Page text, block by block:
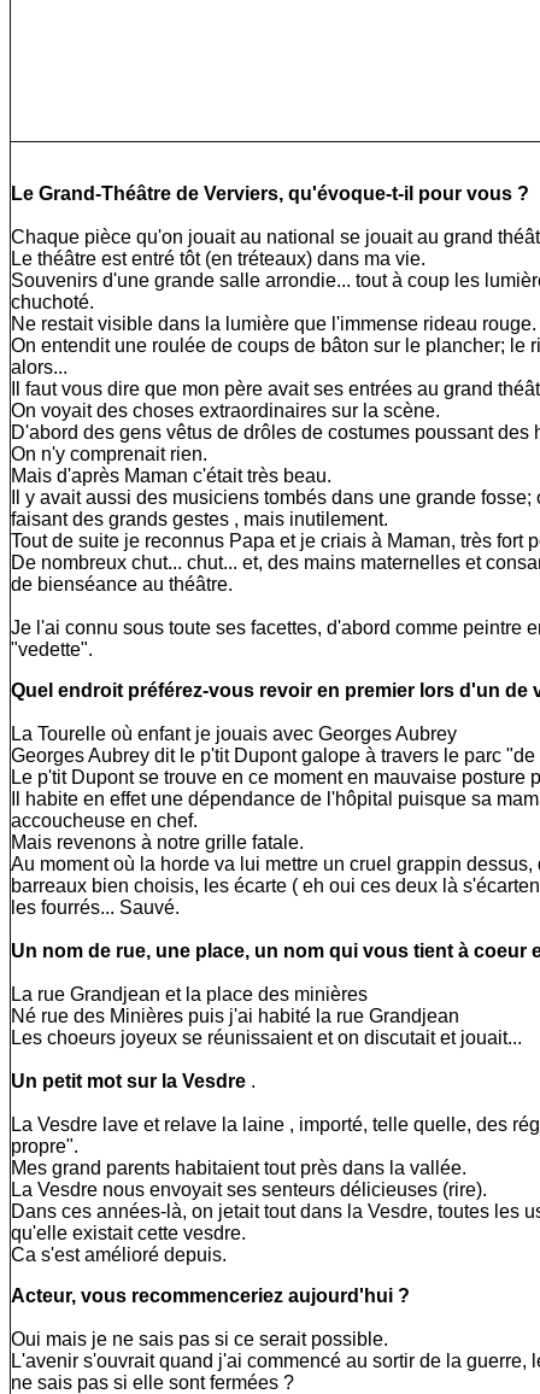
Le Grand-Théâtre de Verviers, qu'évoque-t-il pour vous ?
Chaque pièce qu'on jouait au national se jouait au grand
Le théâtre est entré tôt (en tréteaux) dans ma vie.
Souvenirs d'une grande salle arrondie... tout à coup les
chuchoté.
Ne restait visible dans la lumière que l'immense rideau rouge.
On entendit une roulée de coups de bâton sur le plancher; le
alors...
Il faut vous dire que mon père avait ses entrées au grand
On voyait des choses extraordinaires sur la scène.
D'abord des gens vêtus de drôles de costumes poussant
On n'y comprenait rien.
Mais d'après Maman c'était très beau.
Il y avait aussi des musiciens tombés dans une grande
faisant des grands gestes , mais inutilement.
Tout de suite je reconnus Papa et je criais à Maman, très fort
De nombreux chut... chut... et, des mains maternelles et
de bienséance au théâtre.
Je l'ai connu sous toute ses facettes, d'abord comme peintre
"vedette".
Quel endroit préférez-vous revoir en premier lors d'un
La Tourelle où enfant je jouais avec Georges Aubrey
Georges Aubrey dit le p'tit Dupont galope à travers le parc
Le p'tit Dupont se trouve en ce moment en mauvaise
Il habite en effet une dépendance de l'hôpital puisque sa
accoucheuse en chef.
Mais revenons à notre grille fatale.
Au moment où la horde va lui mettre un cruel grappin
barreaux bien choisis, les écarte ( eh oui ces deux là
les fourrés... Sauvé.
Un nom de rue, une place, un nom qui vous tient à coeur
La rue Grandjean et la place des minières
Né rue des Minières puis j'ai habité la rue Grandjean
Les choeurs joyeux se réunissaient et on discutait et jouait...
Un petit mot sur la Vesdre .
La Vesdre lave et relave la laine , importé, telle quelle, des
propre".
Mes grand parents habitaient tout près dans la vallée.
La Vesdre nous envoyait ses senteurs délicieuses (rire).
Dans ces années-là, on jetait tout dans la Vesdre, toutes les
qu'elle existait cette vesdre.
Ca s'est amélioré depuis.
Acteur, vous recommenceriez aujourd'hui ?
Oui mais je ne sais pas si ce serait possible.
L'avenir s'ouvrait quand j'ai commencé au sortir de la
ne sais pas si elle sont fermées ?